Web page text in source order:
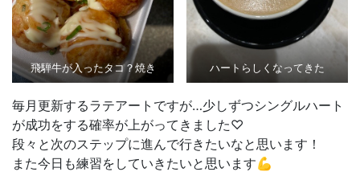
飛騨牛が入ったタコ？焼き ハートらしくなってきた
毎月更新するラテアートですが…少しずつシングルハート
が成功をする確率が上がってきました♡
段々と次のステップに進んで行きたいなと思います！
また今日も練習をしていきたいと思います💪